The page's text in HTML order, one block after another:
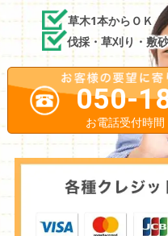
草木1本からＯＫ
伐採・草刈り・敷
050-
お電話受付時